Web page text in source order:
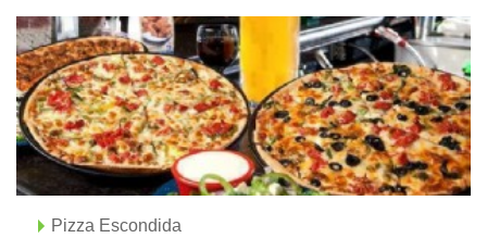
Pizza Escondida